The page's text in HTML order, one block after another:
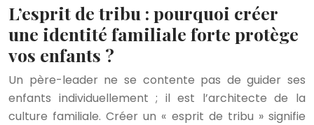
L’esprit de tribu : pourquoi créer
une identité familiale forte protège
vos enfants ?
Un père-leader ne se contente pas de guider ses
enfants individuellement ; il est l’architecte de la
culture familiale. Créer un « esprit de tribu » signifie